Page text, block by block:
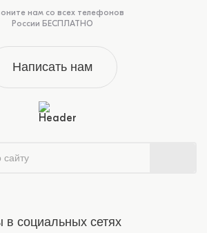
нам со всех телефонов
России БЕСПЛАТНО
Написать нам
социальных сетях